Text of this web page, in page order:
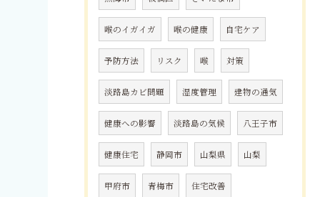
喉のイガイガ 喉の健康 自宅ケア
予防方法 リスク 喉 対策
淡路島カビ問題 湿度管理 建物の通気
健康への影響 淡路島の気候 八王子市
健康住宅 静岡市 山梨県 山梨
甲府市 青梅市 住宅改善